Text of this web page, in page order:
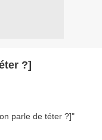
?]